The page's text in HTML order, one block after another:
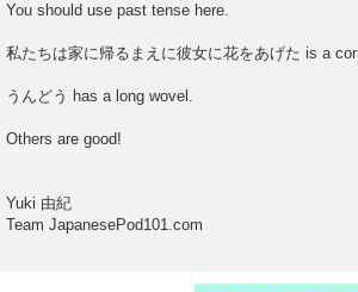
You should use past tense here.
私たちは家に帰るまえに彼女に花をあげた is a
うんどう has a long wovel.
Others are good!
Yuki 由紀
Team JapanesePod101.com